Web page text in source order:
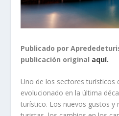
Publicado por
publicación original aquí.
Uno de los sectores turísticos
evolucionado en la última
turístico. Los nuevos gustos y